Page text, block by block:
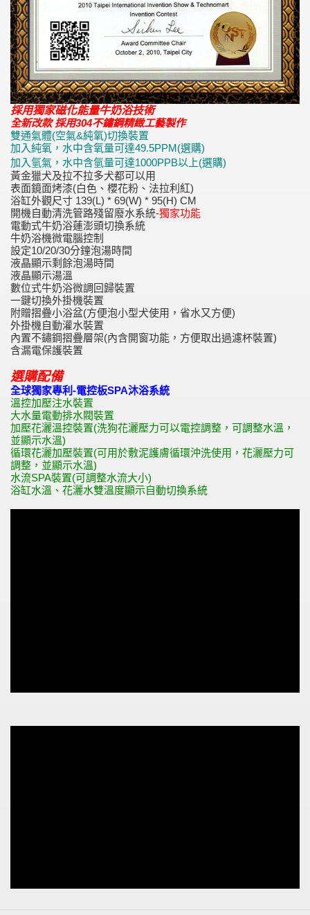
採用獨家磁化能量牛奶浴技術
全新改款 採用304不鏽鋼精緻工藝製作
雙通氣體(空氣&純氧)切換裝置
加入純氧，水中含氧量可達49.5PPM(選購)
加入氫氣，水中含氫量可達1000PPB以上(選購)
黃金獵犬及拉不拉多犬都可以用
表面鏡面烤漆(白色、櫻花粉、法拉利紅)
浴缸外觀尺寸 139(L) * 69(W) * 95(H) CM
開機自動清洗管路殘留廢水系統-獨家功能
電動式牛奶浴蓮澎頭切換系統
牛奶浴機微電腦控制
設定10/20/30分鐘泡湯時間
液晶顯示剩餘泡湯時間
液晶顯示湯溫
數位式牛奶浴微調回歸裝置
一鍵切換外掛機裝置
附贈摺疊小浴盆(方便泡小型犬使用，省水又方便)
外掛機自動灌水裝置
內置不鏽鋼摺疊層架(內含開窗功能，方便取出過濾杯裝置)
含漏電保護裝置
選購配備
全球獨家專利-電控板SPA沐浴系統
溫控加壓注水裝置
大水量電動排水閥裝置
加壓花灑溫控裝置(洗狗花灑壓力可以電控調整，可調整水溫，
並顯示水溫)
循環花灑加壓裝置(可用於敷泥護膚循環沖洗使用，花灑壓力可
調整，並顯示水溫)
水流SPA裝置(可調整水流大小)
浴缸水溫、花灑水雙溫度顯示自動切換系統